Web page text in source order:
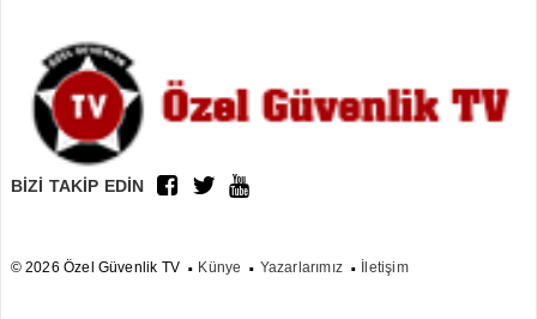
BİZİ TAKİP EDİN
© 2026 Özel Güvenlik TV Künye Yazarlarımız İletişim